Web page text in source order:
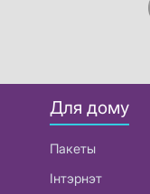
Для дому
Пакеты
Інтэрнэт